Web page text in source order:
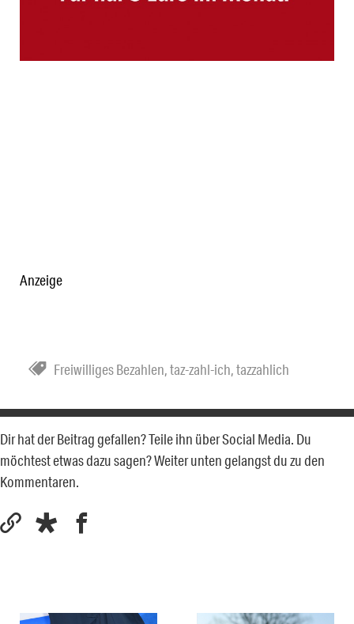
Anzeige
Freiwilliges Bezahlen,taz-zahl-ich,tazzahlich
Dir hat der Beitrag gefallen? Teile ihn über Social Media. Du
möchtest etwas dazu sagen? Weiter unten gelangst du zu den
Kommentaren.